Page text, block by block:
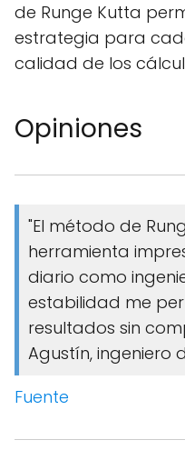
de Runge Kutta
estrategia para
calidad de los
Opiniones
"El método de
herramienta
diario como
estabilidad me
resultados sin
Agustín, ingeniero
Fuente